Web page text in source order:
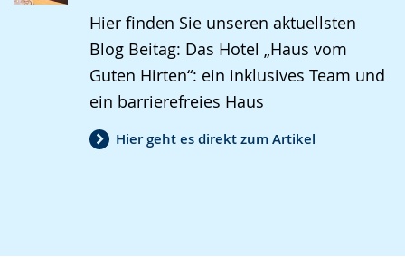
Hier finden Sie unseren aktuellsten
Blog Beitag: Das Hotel „Haus vom
Guten Hirten“: ein inklusives Team und
ein barrierefreies Haus
Hier geht es direkt zum Artikel